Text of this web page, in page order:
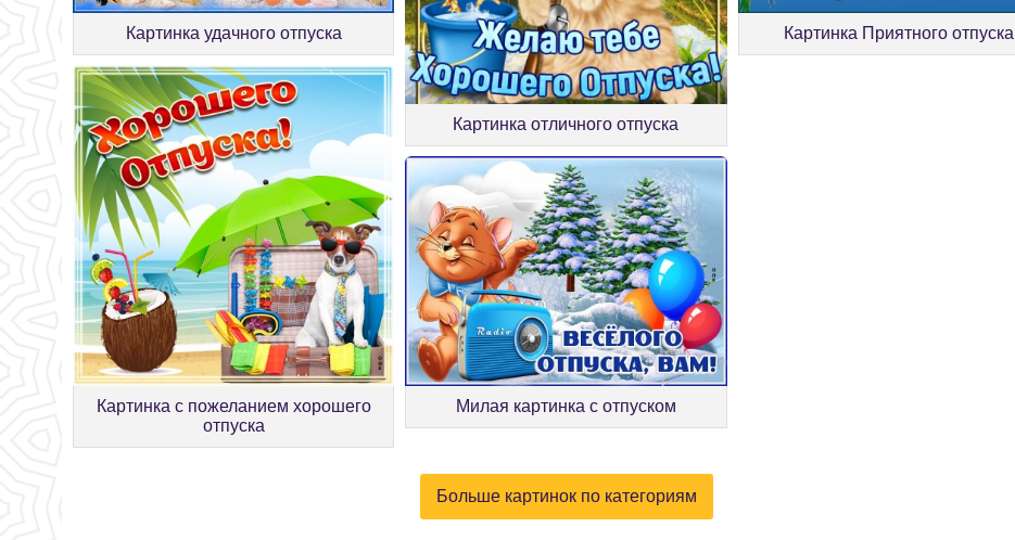
Картинка удачного отпуска
Картинка отличного отпуска
Картинка Приятного отпуска
Картинка с пожеланием хорошего
отпуска
Милая картинка с отпуском
Больше картинок по категориям